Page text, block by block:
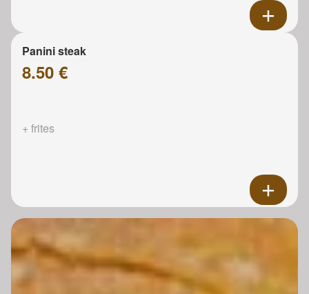
Panini steak
8.50 €
+ frites